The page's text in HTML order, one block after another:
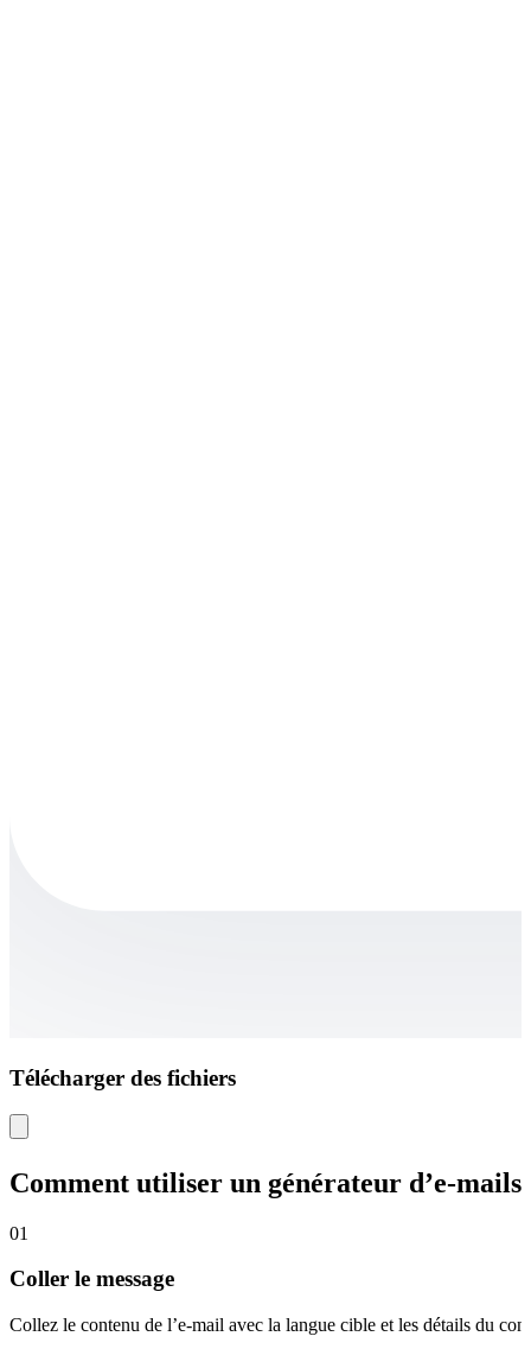
Télécharger des fichiers
Comment utiliser un générateur d’e-
01
Coller le message
Collez le contenu de l’e-mail avec la langue cible et les détails du